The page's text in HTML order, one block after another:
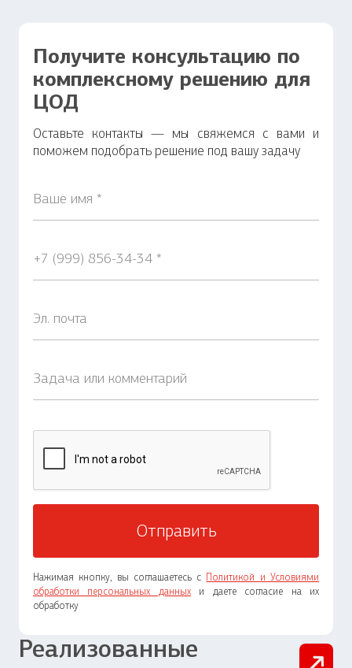
Получите консультацию по
комплексному решению для
ЦОД
Оставьте контакты — мы свяжемся с вами и
поможем подобрать решение под вашу задачу
Нажимая кнопку, вы соглашаетесь с Политикой и Условиями
обработки персональных данныхи даете согласие на их
обработку
Реализованные